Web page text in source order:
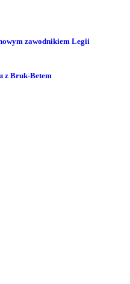
zawodnikiem Legii
z Bruk-Betem